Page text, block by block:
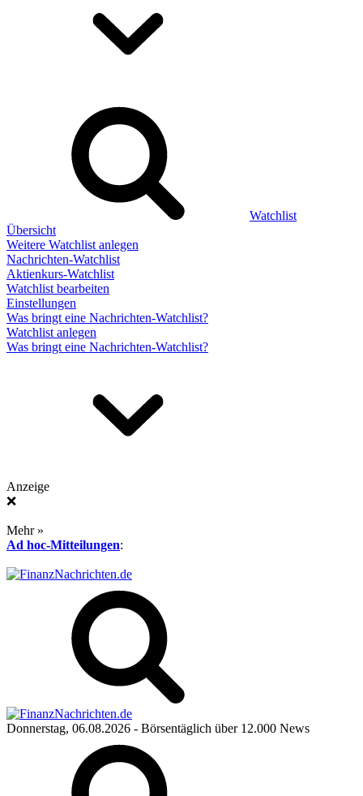
Watchlist
Übersicht
Weitere Watchlist anlegen
Nachrichten-Watchlist
Aktienkurs-Watchlist
Watchlist bearbeiten
Einstellungen
Was bringt eine Nachrichten-Watchlist?
Watchlist anlegen
Was bringt eine Nachrichten-Watchlist?
Anzeige
❌
Mehr »
Ad hoc-Mitteilungen:
Donnerstag, 06.08.2026 - Börsentäglich über 12.000 News